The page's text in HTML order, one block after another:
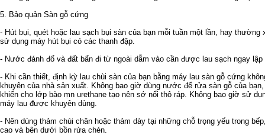
5. Bảo quản Sàn gỗ cứng
- Hút bụi, quét hoặc lau sạch bụi sàn của bạn mỗi tuần một lần, hay thường
sử dụng máy hút bụi có các thanh đập.
- Nước đánh đổ và đất bẩn đi từ ngoài dẫm vào cần được lau sạch ngay
- Khi cần thiết, định kỳ lau chùi sàn của bạn bằng máy lau sàn gỗ cứng
khuyên của nhà sản xuất. Không bao giờ dùng nước để rửa sàn gỗ của
khiến cho lớp bào ṃn urethane tạo nên sớ nổi thô ráp. Không bao giờ sử
máy lau được khuyên dùng.
- Nên dùng thảm chùi chân hoặc thảm dày tại những chỗ trọng yếu trong
cao và bên dưới bồn rửa chén.